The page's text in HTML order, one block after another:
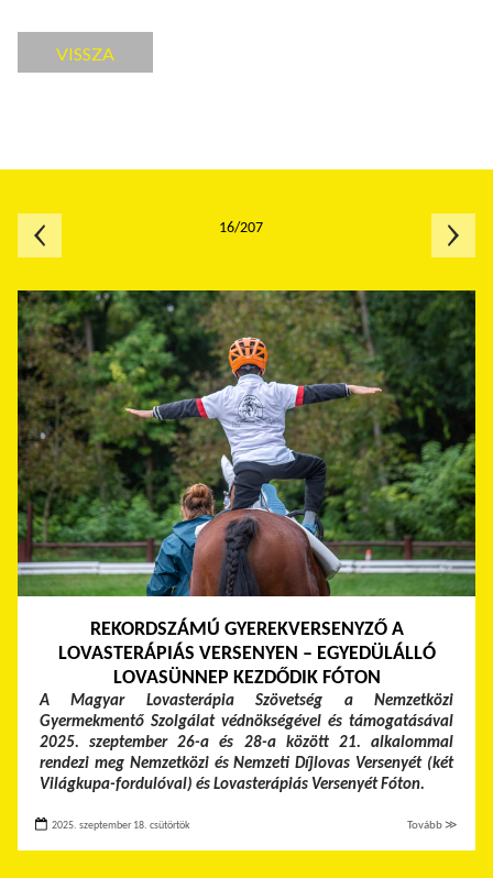
VISSZA
REKORDSZÁMÚ GYEREKVERSENYZŐ A
LOVASTERÁPIÁS VERSENYEN – EGYEDÜLÁLLÓ
LOVASÜNNEP KEZDŐDIK FÓTON
A Magyar Lovasterápia Szövetség a Nemzetközi
Gyermekmentő Szolgálat védnökségével és támogatásával
2025. szeptember 26-a és 28-a között 21. alkalommal
rendezi meg Nemzetközi és Nemzeti Díjlovas Versenyét (két
Világkupa-fordulóval) és Lovasterápiás Versenyét Fóton.
2025. szeptember 18. csütörtök Tovább ≫
16/207